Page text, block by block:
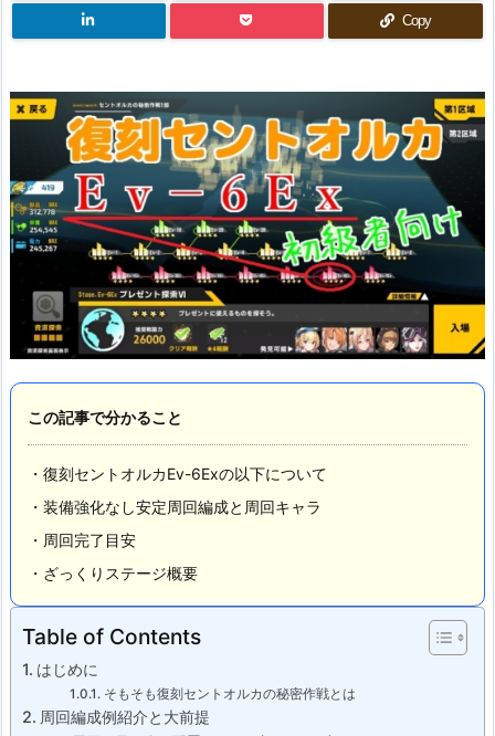
Copy
この記事で分かること
・復刻セントオルカEv-6Exの以下について
・装備強化なし安定周回編成と周回キャラ
・周回完了目安
・ざっくりステージ概要
Table of Contents
はじめに
そもそも復刻セントオルカの秘密作戦とは
周回編成例紹介と大前提